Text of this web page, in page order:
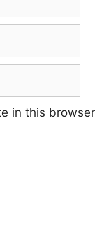
in this browser